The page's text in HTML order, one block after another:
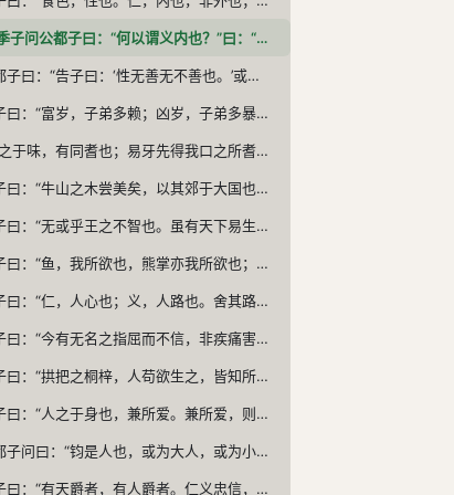
孟季子问公都子曰：“何以谓义内也？”曰：“行吾敬，故谓之内也。”“乡人长于伯兄一岁，则谁敬？”曰：“敬兄。”“酌则谁先？”曰：“先酌乡人。”“所敬在此，所长在彼，果在外，非由内也。” 公都子不能答，以告孟子。孟子曰：“‘敬叔父乎？敬弟乎？’彼将曰：‘敬叔父。’曰：‘弟为尸，则谁敬？’彼将曰：‘敬弟。’子曰：‘恶在其敬叔父也？’彼将曰：‘在位故也。’子亦曰：‘在位故也。庸敬在兄，斯须之敬在乡人。’” 季子闻之，曰：“敬叔父则敬，敬弟则敬，果在外，非由内也。”公都子曰：“冬日则饮汤，夏日则饮水，然则饮食亦在外也？”
公都子曰：“告子曰：‘性无善无不善也。’或曰：‘性可以为善，可以为不善；是故文武兴，则民好善；幽厉兴，则民好暴。’或曰：‘有性善，有性不善；是故以尧为君而有象；以瞽瞍为父而有舜；以纣为兄之子，且以为君，而有微子启、王子比干。’今曰‘性善’，然则彼皆非与？”孟子曰：“乃若其情，则可以为善矣，乃所谓善也。若夫为不善，非才之罪也。恻隐之心，人皆有之；羞恶之心，人皆有之；恭敬之心，人皆有之；是非之心，人皆有之。恻隐之心，仁也；羞恶之心，义也；恭敬之心，礼也；是非之心，智也。仁义礼智，非由外铄我也，我固有之也，弗思耳矣。故曰：‘求则得之，舍则失之。’或相倍蓰而无算者，不能尽其才者也。《诗》曰：‘天生蒸民，有物有则。民之秉彝，好是懿德。’孔子曰：‘为此诗者，其知道乎！故有物必有则；民之秉彝也，故好是懿德。’”
孟子曰：“富岁，子弟多赖；凶岁，子弟多暴，非天之降才尔殊也，其所以陷溺其心者然也。今夫麦，播种而耰之，其地同，树之时又同，浡然而生，至于日至之时，皆熟矣。虽有不同，则地有肥硗、雨露之养、人事之不齐也。故凡同类者，举相似也，何独至于人而疑之？圣人，与我同类者。故龙子曰：‘不知足而为屦，我知其不为蒉也。’屦之相似，天下之足同也。
“口之于味，有同耆也；易牙先得我口之所耆者也。如使口之于味也，其性与人殊，若犬马之与我不同类也，则天下何耆皆从易牙之于味也？至于味，天下期于易牙，是天下之口相似也。惟耳亦然，至于声，天下期于师旷，是天下之耳相似也。唯目亦然。至于子都，天下莫不知其姣也。不知子都之姣者，无目者也。故曰，口之于味也，有同耆焉；耳之于声也，有同听焉；目之于色也，有同美焉。至于心，独无所同然乎？心之所同然者何也？谓理也，义也。圣人先得我心之所同然耳。故理义之悦我心，犹刍豢之悦我口。”
孟子曰：“牛山之木尝美矣，以其郊于大国也，斧斤伐之，可以为美乎？是其日夜之所息，雨露之所润，非无萌蘖之生焉，牛羊又从而牧之，是以若彼濯濯也。人见其濯濯也，以为未尝有材焉。此岂山之性也哉？虽存乎人者，岂无仁义之心哉？其所以放其良心者，亦犹斧斤之于木也。旦旦而伐之，可以为美乎？其日夜之所息，平旦之气，其好恶与人相近也者几希；则其旦昼之所为，有梏亡之矣。梏之反复，则其夜气不足以存；夜气不足以存，则其违禽兽不远矣。人见其禽兽也，而以为未尝有才焉者，是岂人之情也哉？故苟得其养，无物不长；苟失其养，无物不消。孔子曰：‘操则存，舍则亡；出入无时，莫知其乡。’惟心之谓与？”
孟子曰：“无或乎王之不智也。虽有天下易生之物也，一日暴之，十日寒之，未有能生者也。吾见亦罕矣，吾退而寒之者至矣，吾如有萌焉何哉？ “今夫弈之为数，小数也；不专心致志，则不得也。弈秋，通国之善弈者也。使弈秋诲二人弈，其一人专心致志，惟弈秋之为听。一人虽听之，一心以为有鸿鹄将至，思援弓缴而射之，虽与之俱学，弗若之矣。为是其智弗若与？曰：非然也。”
孟子曰：“鱼，我所欲也，熊掌亦我所欲也；二者不可得兼，舍鱼而取熊掌者也。生亦我所欲也，义亦我所欲也；二者不可得兼，舍生而取义者也。生亦我所欲，所欲有甚于生者，故不为苟得也；死亦我所恶，所恶有甚于死者，故患有所不辟也。如使人之所欲莫甚于生，则凡可以得生者，何不用也？使人之所恶莫甚于死者，则凡可以辟患者，何不为也？由是则生而有不用也，由是则可以辟患而有不为也。是故所欲有甚于生者，所恶有甚于死者。 “非独贤者有是心也，人皆有之，贤者能勿丧耳。一箪食，一豆羹，得之则生，弗得则死，呼尔而与之，行道之人弗受；蹴尔而与之，乞人不屑也。万钟则不辨礼义而受之。万钟于我何加焉？为宫室之美、妻妾之奉、所识穷乏者得我与？乡为身死而不受，今为宫室之美为之；乡为身死而不受，今为妻妾之奉为之；乡为身死而不受，今为所识穷乏者得我而为之。是亦不可以已乎？此之谓失其本心。”
孟子曰：“仁，人心也；义，人路也。舍其路而弗由，放其心而不知求，哀哉！人有鸡犬放，则知求之；有放心而不知求。学问之道无他，求其放心而已矣。”
孟子曰：“今有无名之指屈而不信，非疾痛害事也，如有能信之者，则不远秦楚之路，为指之不若人也。指不若人，则知恶之；心不若人，则不知恶，此之谓不知类也。”
孟子曰：“拱把之桐梓，人苟欲生之，皆知所以养之者。至于身，而不知所以养之者，岂爱身不若桐梓哉？弗思甚也。”
孟子曰：“人之于身也，兼所爱。兼所爱，则兼所养也。无尺寸之肤不爱焉，则无尺寸之肤不养也。所以考其善不善者，岂有他哉？于己取之而已矣。体有贵贱，有小大。无以小害大，无以贱害贵。养其小者为小人，养其大者为大人。今有场师，舍其梧，养其棘，则为贱场师焉。养其一指而失其肩背，而不知也，则为狼疾人也。饮食之人，则人贱之矣，为其养小以失大也。饮食之人无有失也，则口腹岂适为尺寸之肤哉？”
公都子问曰：“钧是人也，或为大人，或为小人，何也？”孟子曰：“从其大体为大人，从其小体为小人。”曰：“钧是人也，或从其大体，或从其小体，何也？” 曰：“耳目之官不思，而蔽于物。物交物，则引之而已矣。心之官则思，思则得之，不思则不得也。此天之所与我者。先立乎其大者，则其小者不能夺也。此为大人而已矣。”
孟子曰：“有天爵者，有人爵者。仁义忠信，乐善不倦，此天爵也；公卿大夫，此人爵也。古之人修其天爵，而人爵从之。今之人修其天爵，以要人爵；既得人爵，而弃其天爵，则惑之甚者也，终亦必亡而已矣。” 孟子曰：“欲贵者，人之同心也。人人有贵于己者，弗思耳矣。人之所贵者，非良贵也。赵孟之所贵，赵孟能贱之。《诗》云：‘既醉以酒，既饱以德。’言饱乎仁义也，所以不愿人之膏粱之味也；令闻广誉施于身，所以不愿人之文绣也。”